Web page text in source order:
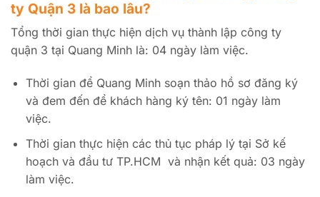
ty Quận 3 là bao lâu?
Tổng thời gian thực hiện dịch vụ thành lập công ty
quận 3 tại Quang Minh là: 04 ngày làm việc.
Thời gian để Quang Minh soạn thảo hồ sơ đăng ký
và đem đến để khách hàng ký tên: 01 ngày làm
việc.
Thời gian thực hiện các thủ tục pháp lý tại Sở kế
hoạch và đầu tư TP.HCM và nhận kết quả: 03 ngày
làm việc.